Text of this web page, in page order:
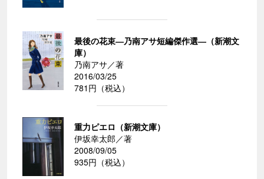
最後の花束―乃南アサ短編傑作選―（新潮文
庫）
乃南アサ／著
2016/03/25
781円（税込）
重力ピエロ（新潮文庫）
伊坂幸太郎／著
2008/09/05
935円（税込）